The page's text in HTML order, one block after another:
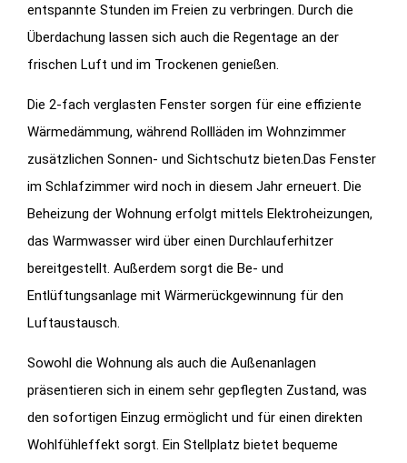
entspannte Stunden im Freien zu verbringen. Durch die
Überdachung lassen sich auch die Regentage an der
frischen Luft und im Trockenen genießen.
Die 2-fach verglasten Fenster sorgen für eine effiziente
Wärmedämmung, während Rollläden im Wohnzimmer
zusätzlichen Sonnen- und Sichtschutz bieten.Das Fenster
im Schlafzimmer wird noch in diesem Jahr erneuert. Die
Beheizung der Wohnung erfolgt mittels Elektroheizungen,
das Warmwasser wird über einen Durchlauferhitzer
bereitgestellt. Außerdem sorgt die Be- und
Entlüftungsanlage mit Wärmerückgewinnung für den
Luftaustausch.
Sowohl die Wohnung als auch die Außenanlagen
präsentieren sich in einem sehr gepflegten Zustand, was
den sofortigen Einzug ermöglicht und für einen direkten
Wohlfühleffekt sorgt. Ein Stellplatz bietet bequeme